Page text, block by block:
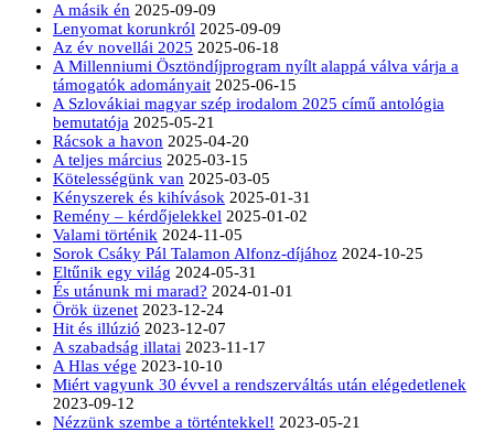
A másik én 2025-09-09
Lenyomat korunkról 2025-09-09
Az év novellái 2025 2025-06-18
A Millenniumi Ösztöndíjprogram nyílt alappá válva várja a
támogatók adományait 2025-06-15
A Szlovákiai magyar szép irodalom 2025 című antológia
bemutatója 2025-05-21
Rácsok a havon 2025-04-20
A teljes március 2025-03-15
Kötelességünk van 2025-03-05
Kényszerek és kihívások 2025-01-31
Remény – kérdőjelekkel 2025-01-02
Valami történik 2024-11-05
Sorok Csáky Pál Talamon Alfonz-díjához 2024-10-25
Eltűnik egy világ 2024-05-31
És utánunk mi marad? 2024-01-01
Örök üzenet 2023-12-24
Hit és illúzió 2023-12-07
A szabadság illatai 2023-11-17
A Hlas vége 2023-10-10
Miért vagyunk 30 évvel a rendszerváltás után elégedetlenek
2023-09-12
Nézzünk szembe a történtekkel! 2023-05-21